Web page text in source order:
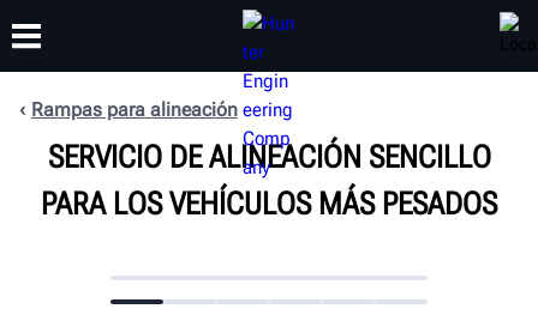
PRODUCTOS
CAPACITACIÓN
ACERCA DE
Rampas para alineación
SERVICIO DE ALINEACIÓN SENCILLO
PARA LOS VEHÍCULOS MÁS PESADOS